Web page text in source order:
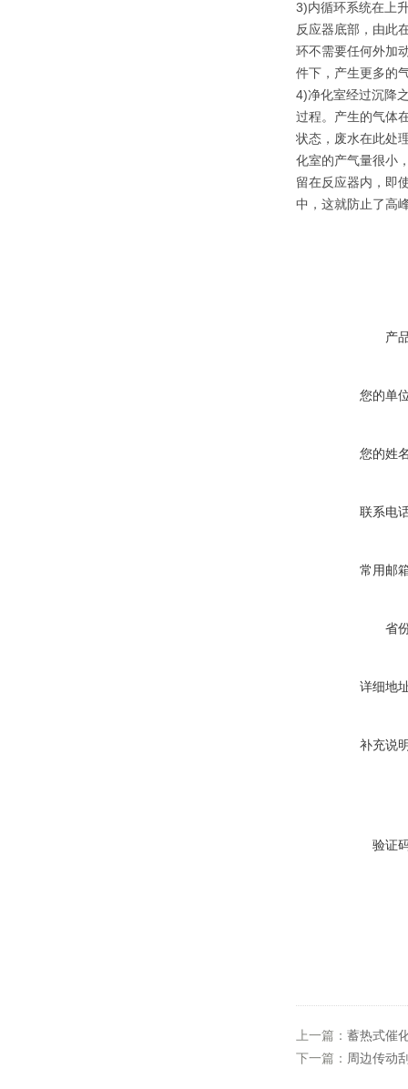
3)内循环系统在上
反应器底部，由此
环不需要任何外加
件下，产生更多的
4)净化室经过沉降
过程。产生的气体
状态，废水在此处
化室的产气量很小
留在反应器内，即
中，这就防止了高
产
您的单
您的姓
联系电
常用邮
省
详细地
补充说
验证
上一篇： 蓄热式催
下一篇： 周边传动